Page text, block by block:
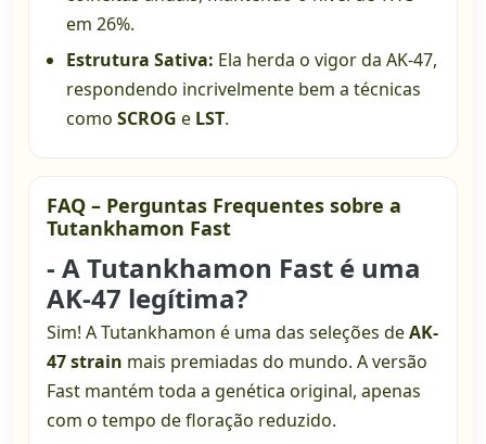
em 26%.
Estrutura Sativa: Ela herda o vigor da AK-47,
respondendo incrivelmente bem a técnicas
como SCROG e LST.
FAQ – Perguntas Frequentes sobre a
Tutankhamon Fast
- A Tutankhamon Fast é uma
AK-47 legítima?
Sim! A Tutankhamon é uma das seleções deAK-
47 strain mais premiadas do mundo. A versão
Fast mantém toda a genética original, apenas
com o tempo de floração reduzido.